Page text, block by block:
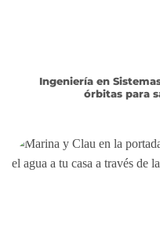
Ingeniería en
órbitas para